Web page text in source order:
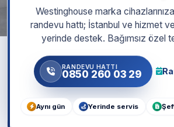
Westinghouse marka
randevu hattı; İstanbul ve hizmet
yerinde destek. Bağımsız özel
RANDEVU HATTI
0850 260 03 29
Aynı gün Yerinde servis